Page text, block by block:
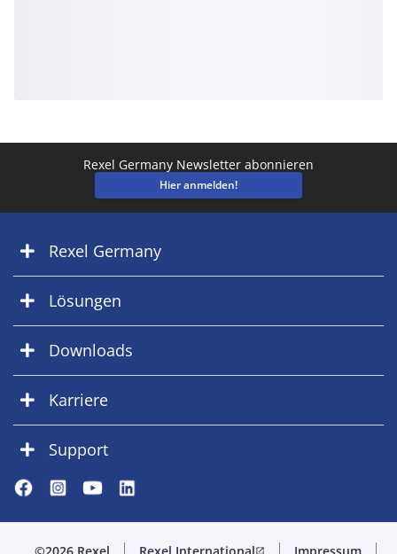
Rexel Germany Newsletter abonnieren
Hier anmelden!
Rexel Germany
Lösungen
Downloads
Karriere
Support
open_in_new